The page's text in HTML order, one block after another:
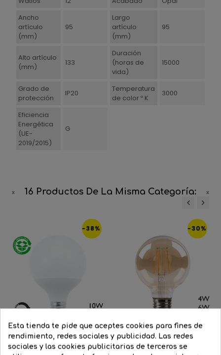
Ancho
artículo
(mm)
95
Largo
artículo
(mm)
95
Alto artículo
(mm)
133
Duración
(horas de
vida)
15000
Grado de
protección
IP20
Temperatura
de color º K
3000
Eficiencia
Energética
(UE-
2019/2015)
G
16 Productos De La Misma Categoría:
-38% -30%
Esta tienda te pide que aceptes cookies para fines de
rendimiento, redes sociales y publicidad. Las redes
sociales y las cookies publicitarias de terceros se